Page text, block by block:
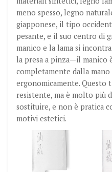
meno spesso, legno
giapponese, il tipo
pesante, e il suo centro di
manico e la lama si
la presa a pinza—il manico
completamente dalla
ergonomicamente. Questo
resistente, ma è molto più
sostituire, e non è pratica
motivi estetici.